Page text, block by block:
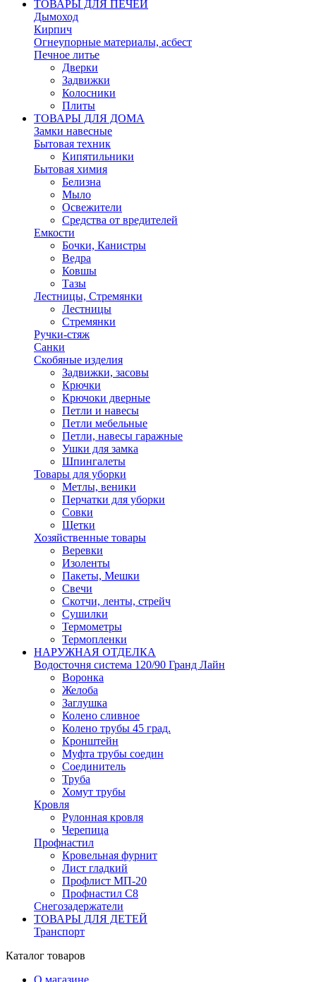
ТОВАРЫ ДЛЯ ПЕЧЕЙ
Дымоход
Кирпич
Огнеупорные материалы, асбест
Печное литье
Дверки
Задвижки
Колосники
Плиты
ТОВАРЫ ДЛЯ ДОМА
Замки навесные
Бытовая техник
Кипятильники
Бытовая химия
Белизна
Мыло
Освежители
Средства от вредителей
Емкости
Бочки, Канистры
Ведра
Ковшы
Тазы
Лестницы, Стремянки
Лестницы
Стремянки
Ручки-стяж
Санки
Скобяные изделия
Задвижки, засовы
Крючки
Крючоки дверные
Петли и навесы
Петли мебельные
Петли, навесы гаражные
Ушки для замка
Шпингалеты
Товары для уборки
Метлы, веники
Перчатки для уборки
Совки
Щетки
Хозяйственные товары
Веревки
Изоленты
Пакеты, Мешки
Свечи
Скотчи, ленты, стрейч
Сушилки
Термометры
Термопленки
НАРУЖНАЯ ОТДЕЛКА
Водосточня система 120/90 Гранд Лайн
Воронка
Желоба
Заглушка
Колено сливное
Колено трубы 45 град.
Кронштейн
Муфта трубы соедин
Соединитель
Труба
Хомут трубы
Кровля
Рулонная кровля
Черепица
Профнастил
Кровельная фурнит
Лист гладкий
Профлист МП-20
Профнастил С8
Снегозадержатели
ТОВАРЫ ДЛЯ ДЕТЕЙ
Транспорт
Каталог товаров
О магазине